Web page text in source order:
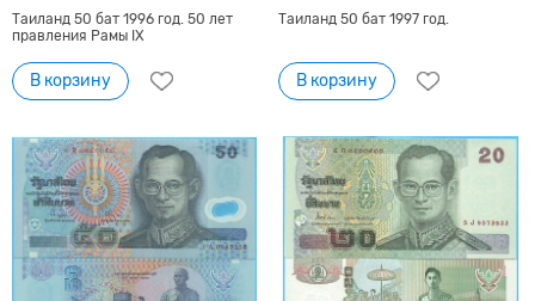
Таиланд 50 бат 1996 год. 50 лет
правления Рамы IX
В корзину
Таиланд 50 бат 1997 год.
В корзину